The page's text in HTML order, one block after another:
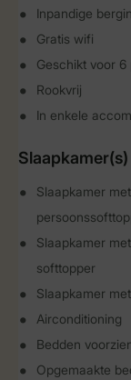
Inpandige
Gratis wifi
Geschikt voor 6
Rookvrij
In enkele
Slaapkamer(s)
Slaapkamer
Slaapkamer
softtopper
Slaapkamer
Airconditioning
Bedden
Opgemaakte